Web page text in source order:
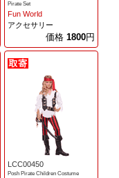
Pirate Set
Fun World
アクセサリー
価格 1800円
LCC00450
Posh Pirate Children Costume